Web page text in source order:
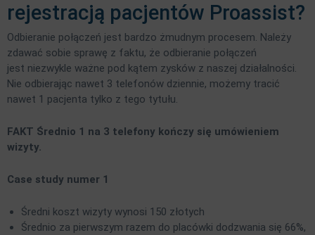
rejestracją pacjentów Proassist?
Odbieranie połączeń jest bardzo żmudnym procesem. Należy
zdawać sobie sprawę z faktu, że odbieranie połączeń
jest niezwykle ważne pod kątem zysków z naszej działalności.
Nie odbierając nawet 3 telefonów dziennie, możemy tracić
nawet 1 pacjenta tylko z tego tytułu.
FAKT Średnio 1 na 3 telefony kończy się umówieniem
wizyty.
Case study numer 1
Średni koszt wizyty wynosi 150 złotych
Średnio za pierwszym razem do placówki dodzwania się 66%,